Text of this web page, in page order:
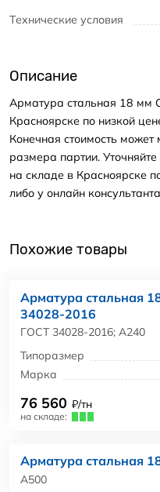
Технические условия
Описание
Арматура стальная 18 мм
Красноярске по низкой
Конечная стоимость может
размера партии.
на складе в Красноярске
либо у онлайн
Похожие товары
Арматура стальная
34028-2016
ГОСТ 34028-2016; А240
Типоразмер
Марка
76 560 ₽/тн
на складе:
Арматура стальная
А500